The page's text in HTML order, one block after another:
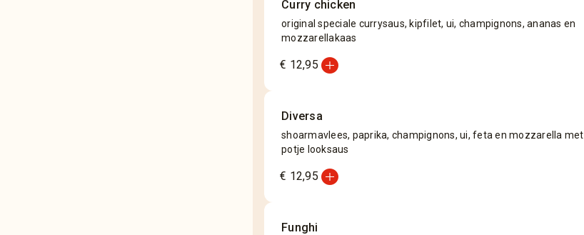
Curry chicken
original speciale currysaus, kipfilet, ui, champignons, ananas en
mozzarellakaas
€ 12,95 add_circle
Diversa
shoarmavlees, paprika, champignons, ui, feta en mozzarella met
potje looksaus
€ 12,95 add_circle
Funghi